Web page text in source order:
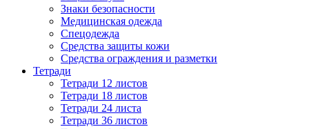
Знаки безопасности
Медицинская одежда
Спецодежда
Средства защиты кожи
Средства ограждения и разметки
Тетради
Тетради 12 листов
Тетради 18 листов
Тетради 24 листа
Тетради 36 листов